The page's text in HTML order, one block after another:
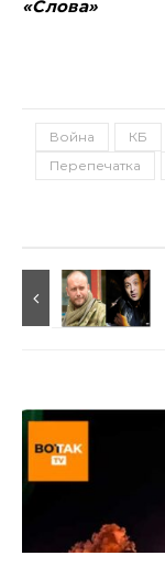
«Слова»
Война КБ
Перепечатка